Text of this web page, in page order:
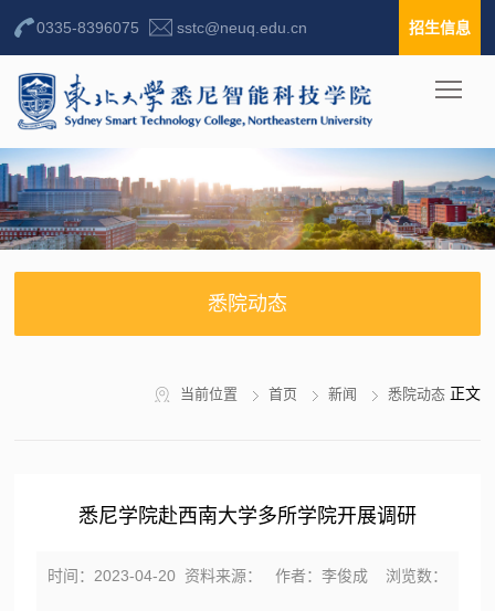
0335-8396075 sstc@neuq.edu.cn 招生信息
悉院动态
当前位置 首页 新闻 悉院动态正文
悉尼学院赴西南大学多所学院开展调研
时间：2023-04-20 资料来源： 作者：李俊成 浏览数：